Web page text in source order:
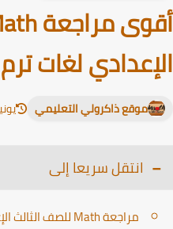
لغات ترم أول
موقع ذاكرولي التعليمي يونيو 12, 2026
انتقل سريعا إلى
مراجعة Math للصف الثالث الإعدادي لغات ترم أول 2026